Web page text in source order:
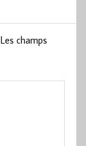
Les champs